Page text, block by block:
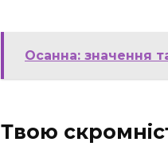
Осанна: значення
Твою